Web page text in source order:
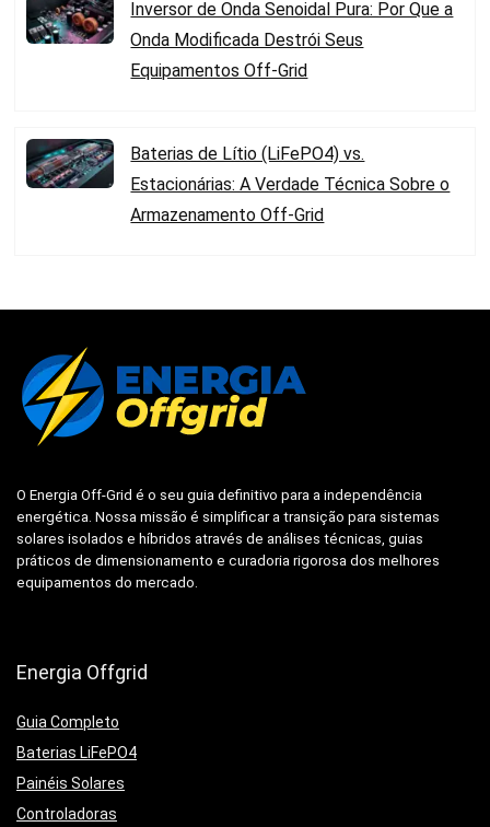
Inversor de Onda Senoidal Pura: Por Que a
Onda Modificada Destrói Seus
Equipamentos Off-Grid
Baterias de Lítio (LiFePO4) vs.
Estacionárias: A Verdade Técnica Sobre o
Armazenamento Off-Grid
O Energia Off-Grid é o seu guia definitivo para a independência
energética. Nossa missão é simplificar a transição para sistemas
solares isolados e híbridos através de análises técnicas, guias
práticos de dimensionamento e curadoria rigorosa dos melhores
equipamentos do mercado.
Energia Offgrid
Guia Completo
Baterias LiFePO4
Painéis Solares
Controladoras